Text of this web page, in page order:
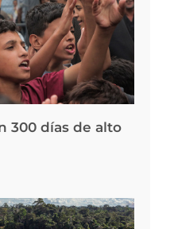
300 días de alto